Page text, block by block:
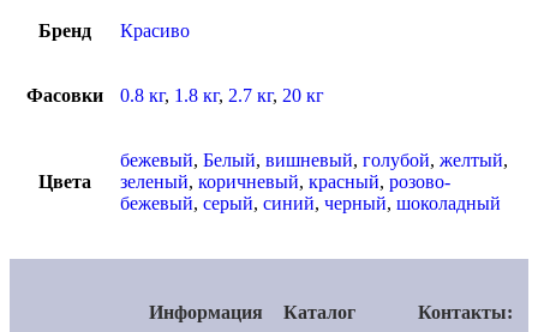
Бренд Красиво
Фасовки 0.8 кг, 1.8 кг, 2.7 кг, 20 кг
Цвета
бежевый, Белый, вишневый, голубой, желтый,
зеленый, коричневый, красный, розово-
бежевый, серый, синий, черный, шоколадный
Информация Каталог Контакты: